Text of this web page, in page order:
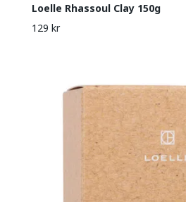
Loelle Rhassoul Clay 150g
129 kr